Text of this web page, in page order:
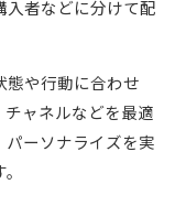
入者などに分けて配
態や行動に合わせ
ャネルなどを最適
ーソナライズを実